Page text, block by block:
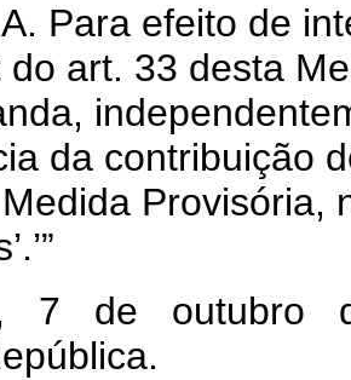
A. Para efeito de
do art. 33 desta
da contribuição
Provisória,
7 de outubro